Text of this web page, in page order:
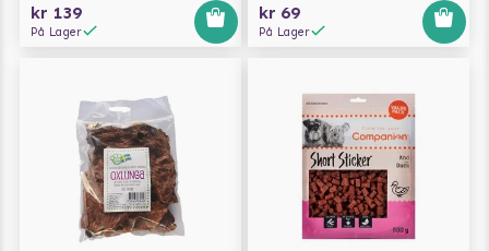
kr 139
På Lager
kr 69
På Lager